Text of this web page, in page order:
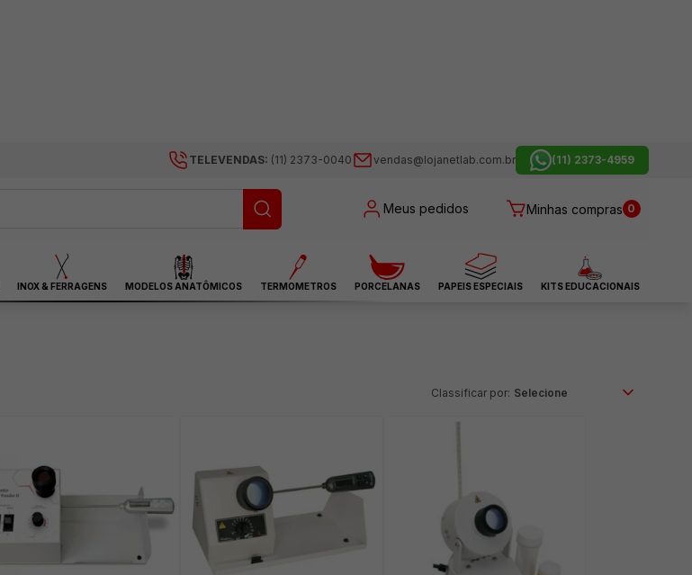
TELEVENDAS: (11) 2373-0040 vendas@lojanetlab.com.br (11) 2373-4959
Meus pedidos Minhas compras 0
INOX & FERRAGENS MODELOS ANATÔMICOS TERMOMETROS PORCELANAS PAPEIS ESPECIAIS KITS EDUCACIONAIS
Classificar por: